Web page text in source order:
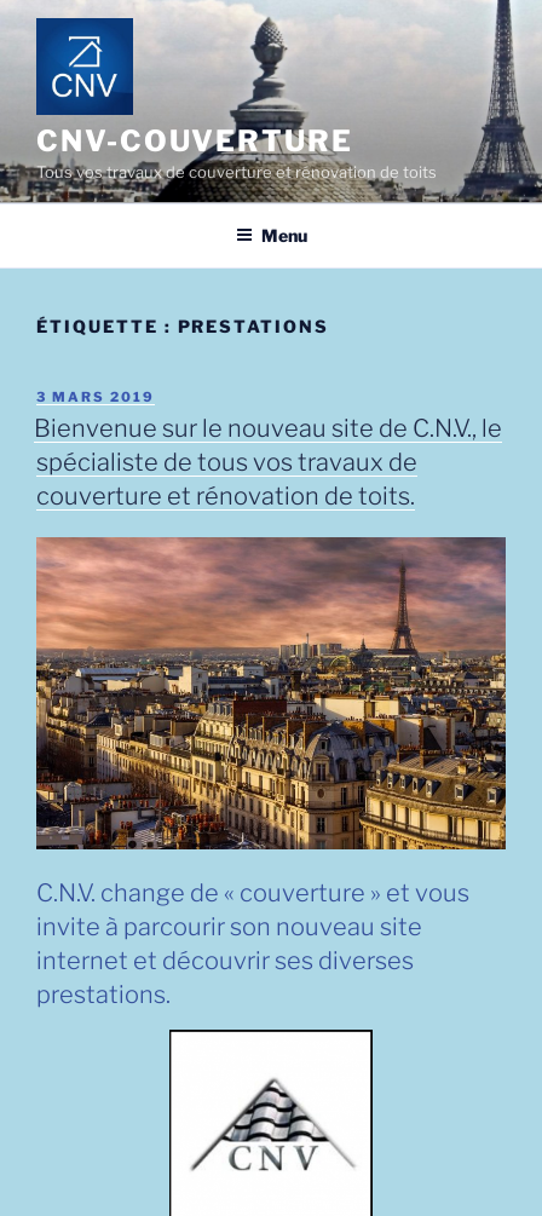
Aller
contenu
principal
CNV-COUVERTURE
Tous vos travaux de couverture et rénovation de toits
Menu
ÉTIQUETTE : PRESTATIONS
PUBLIÉ
LE
3 MARS 2019
Bienvenue sur le nouveau site de C.N.V., le
spécialiste de tous vos travaux de
couverture et rénovation de toits.
C.N.V. change de « couverture » et vous
invite à parcourir son nouveau site
internet et découvrir ses diverses
prestations.